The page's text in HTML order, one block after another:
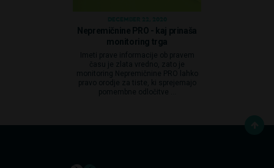
Nepremičnine PRO - kaj prinaša
monitoring trga
Imeti prave informacije ob pravem
času je zlata vredno, zato je
monitoring Nepremičnine PRO lahko
pravo orodje za tiste, ki sprejemajo
pomembne odločitve ...